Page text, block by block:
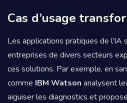
Cas d’usage
Les applications pratiques de
entreprises de divers secteurs
ces solutions. Par exemple, en
comme IBM Watson analysent
aiguiser les diagnostics et